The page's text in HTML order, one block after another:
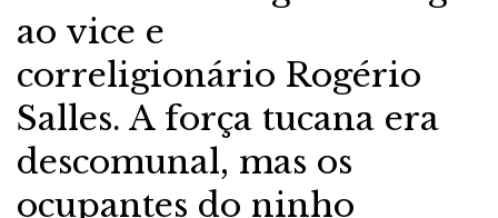
ao vice e
correligionário Rogério
Salles. A força tucana era
descomunal, mas os
ocupantes do ninho